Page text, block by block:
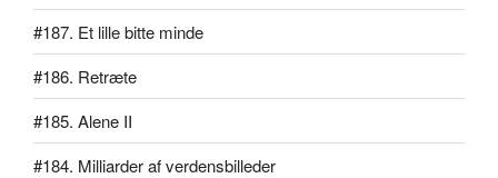
#187. Et lille bitte minde
#186. Retræte
#185. Alene II
#184. Milliarder af verdensbilleder